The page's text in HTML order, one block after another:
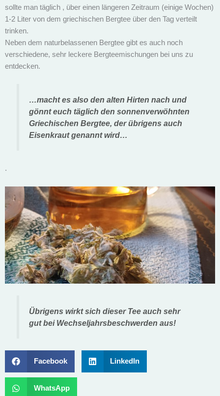
sollte man täglich , über einen längeren Zeitraum (einige Wochen)
1-2 Liter von dem griechischen Bergtee über den Tag verteilt
trinken.
Neben dem naturbelassenen Bergtee gibt es auch noch
verschiedene, sehr leckere Bergteemischungen bei uns zu
entdecken.
…macht es also den alten Hirten nach und
gönnt euch täglich den sonnenverwöhnten
Griechischen Bergtee, der übrigens auch
Eisenkraut genannt wird…
.
Übrigens wirkt sich dieser Tee auch sehr
gut bei Wechseljahrsbeschwerden aus!
Facebook LinkedIn
WhatsApp